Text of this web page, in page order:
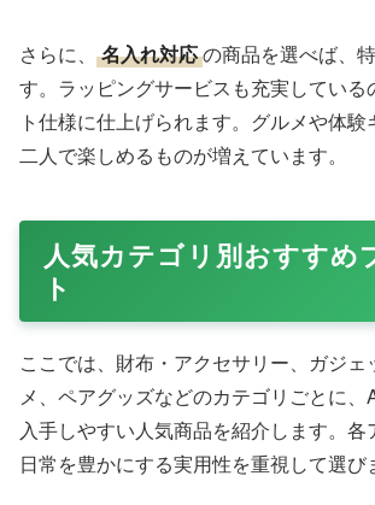
さらに、 名入れ対応の商品を選べば、
す。ラッピングサービスも充実している
ト仕様に仕上げられます。グルメや体験
二人で楽しめるものが増えています。
人気カテゴリ別おすすめ
ト
ここでは、財布・アクセサリー、ガジ
メ、ペアグッズなどのカテゴリごとに
入手しやすい人気商品を紹介します。
日常を豊かにする実用性を重視して選び